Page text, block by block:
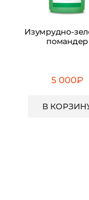
Изумрудно-
помандер
5 000₽
В